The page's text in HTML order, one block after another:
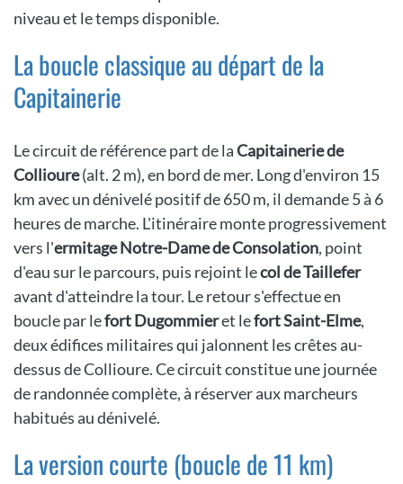
niveau et le temps disponible.
La boucle classique au départ de la
Capitainerie
Le circuit de référence part de laCapitainerie de
Collioure(alt. 2 m), en bord de mer. Long d'environ 15
km avec un dénivelé positif de 650 m, il demande 5 à 6
heures de marche. L'itinéraire monte progressivement
vers l'ermitage Notre-Dame de Consolation, point
d'eau sur le parcours, puis rejoint lecol de Taillefer
avant d'atteindre la tour. Le retour s'effectue en
boucle par lefort Dugommieret lefort Saint-Elme,
deux édifices militaires qui jalonnent les crêtes au-
dessus de Collioure. Ce circuit constitue une journée
de randonnée complète, à réserver aux marcheurs
habitués au dénivelé.
La version courte (boucle de 11 km)